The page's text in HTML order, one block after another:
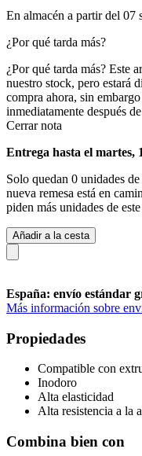
En almacén a partir del 07
¿Por qué tarda más?
¿Por qué tarda más? Este
nuestro stock, pero estará
compra ahora, sin
inmediatamente después
Cerrar nota
Entrega hasta el martes,
Solo quedan 0 unidades
nueva remesa está en
piden más unidades de
Añadir a la cesta
España: envío estándar
Más información sobre
Propiedades
Compatible con
Inodoro
Alta elasticidad
Alta resistencia a la
Combina bien con